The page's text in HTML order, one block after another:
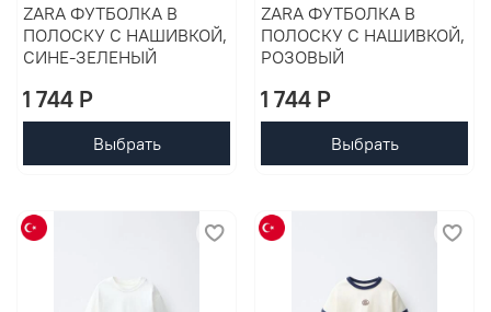
ZARA ФУТБОЛКА В
ПОЛОСКУ С НАШИВКОЙ,
СИНЕ-ЗЕЛЕНЫЙ
1 744 P
Выбрать
ZARA ФУТБОЛКА В
ПОЛОСКУ С НАШИВКОЙ,
РОЗОВЫЙ
1 744 P
Выбрать